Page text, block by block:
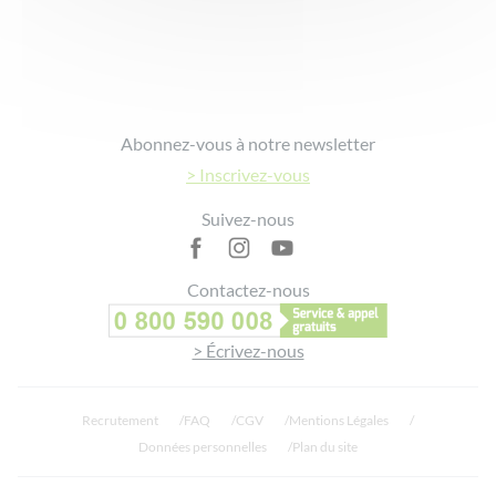
Abonnez-vous à notre newsletter
> Inscrivez-vous
Suivez-nous
Contactez-nous
> Écrivez-nous
Recrutement FAQ CGV
Mentions Légales
Données personnelles
Plan du site